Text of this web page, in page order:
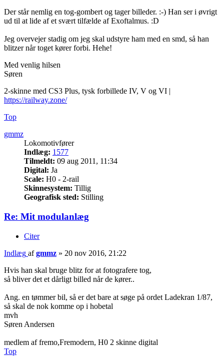
Der står nemlig en tog-gombert og tager billeder. :-) Han ser i øvrigt
ud til at lide af et svært tilfælde af Exoftalmus. :D
Jeg overvejer stadig om jeg skal udstyre ham med en smd, så han
blitzer når toget kører forbi. Hehe!
Med venlig hilsen
Søren
2-skinne med CS3 Plus, tysk forbillede IV, V og VI |
https://railway.zone/
Top
gmmz
Lokomotivfører
Indlæg: 1577
Tilmeldt: 09 aug 2011, 11:34
Digital: Ja
Scale: H0 - 2-rail
Skinnesystem: Tillig
Geografisk sted: Stilling
Re: Mit modulanlæg
Citer
Indlæg afgmmz » 20 nov 2016, 21:22
Hvis han skal bruge blitz for at fotografere tog,
så bliver det et dårligt billed når de kører..
Ang. en tømmer bil, så er det bare at søge på ordet Ladekran 1/87,
så skal de nok komme op i hobetal
mvh
Søren Andersen
medlem af fremo,Fremodern, H0 2 skinne digital
Top